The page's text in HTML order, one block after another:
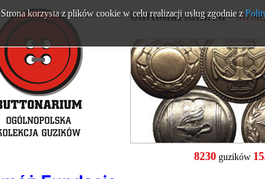
buttonarium.eu-
8230guzików
Strona korzysta z plików cookie w celu realizacji usług zgodnie z